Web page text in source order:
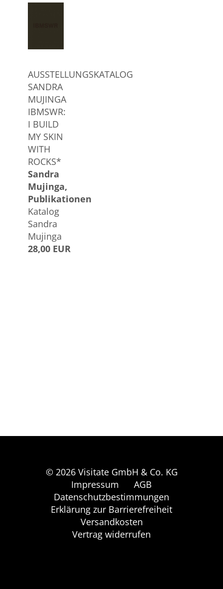
AUSSTELLUNGSKATALOG
SANDRA
MUJINGA
IBMSWR:
I BUILD
MY SKIN
WITH
ROCKS*
Sandra
Mujinga
Publikationen
Katalog
Sandra
Mujinga
28,00 EUR
© 2026 Visitate GmbH & Co. KG
Impressum
AGB
Datenschutzbestimmungen
Erklärung zur Barrierefreiheit
Versandkosten
Vertrag widerrufen